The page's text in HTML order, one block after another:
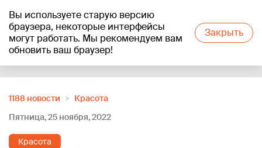
Вы используете старую версию
браузера, некоторые интерфейсы
могут работать. Мы рекомендуем вам
обновить ваш браузер!
Закрыть
+22°C
1188 новости
Красота
Пятница, 25 ноября, 2022
Красота